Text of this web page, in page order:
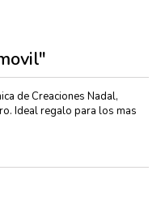
de Creaciones Nadal,
Ideal regalo para los mas